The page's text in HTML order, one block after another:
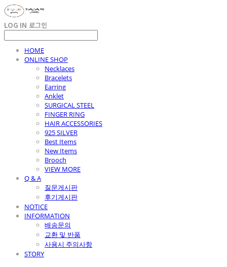
LOG IN 로그인
HOME
ONLINE SHOP
Necklaces
Bracelets
Earring
Anklet
SURGICAL STEEL
FINGER RING
HAIR ACCESSORIES
925 SILVER
Best Items
New Items
Brooch
VIEW MORE
Q & A
질문게시판
후기게시판
NOTICE
INFORMATION
배송문의
교환 및 반품
사용시 주의사항
STORY